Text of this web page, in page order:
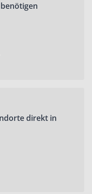
direkt in